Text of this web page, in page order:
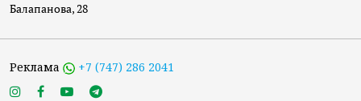
Балапанова, 28
Реклама +7 (747) 286 2041